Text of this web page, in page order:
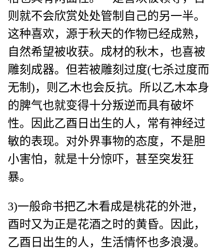
则就不会欣赏处处管制自己的另一半。
这种喜欢，源于秋天的作物已经成熟，
自然希望被收获。成材的秋木，也喜被
雕刻成器。但若被雕刻过度(七杀过度而
无制)，则乙木也会反抗。所以乙木本身
的脾气也就变得十分叛逆而具有破坏
性。因此乙酉日出生的人，常有神经过
敏的表现。对外界事物的态度，不是胆
小害怕，就是十分惊吓，甚至突发狂
暴。
3)一般命书把乙木看成是桃花的外泄，
酉时又为正是花酒之时的黄昏。因此，
乙酉日出生的人，生活情怀也多浪漫。